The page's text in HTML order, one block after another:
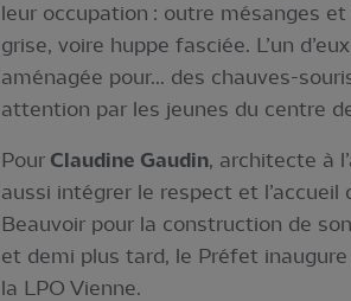
leur occupation : outre mésanges
grise, voire huppe fasciée. L’un
aménagée pour... des chauves-
attention par les jeunes du centre
Pour Claudine Gaudin, architecte à
aussi intégrer le respect et
Beauvoir pour la construction de
et demi plus tard, le Préfet
la LPO Vienne.